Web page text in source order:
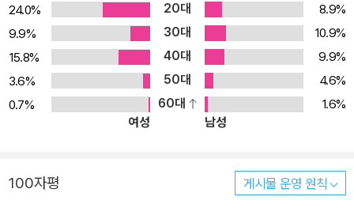
24.0%
20대
8.9%
9.9%
30대
10.9%
15.8%
40대
9.9%
3.6%
50대
4.6%
0.7%
60대
1.6%
여성
남성
100자평 게시물 운영 원칙